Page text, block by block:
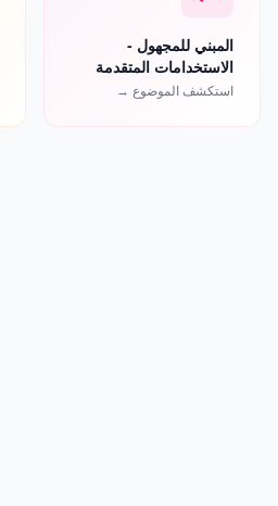
المبني للمجهول -
الاستخدامات المتقدمة
استكشف الموضوع →